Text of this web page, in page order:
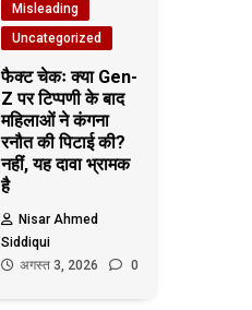
Misleading
Uncategorized
फैक्ट चेकः क्या Gen-
Z पर टिप्पणी के बाद
महिलाओं ने कंगना
रनौत की पिटाई की?
नहीं, यह दावा भ्रामक
है
Nisar Ahmed
Siddiqui
अगस्त 3, 2026
0